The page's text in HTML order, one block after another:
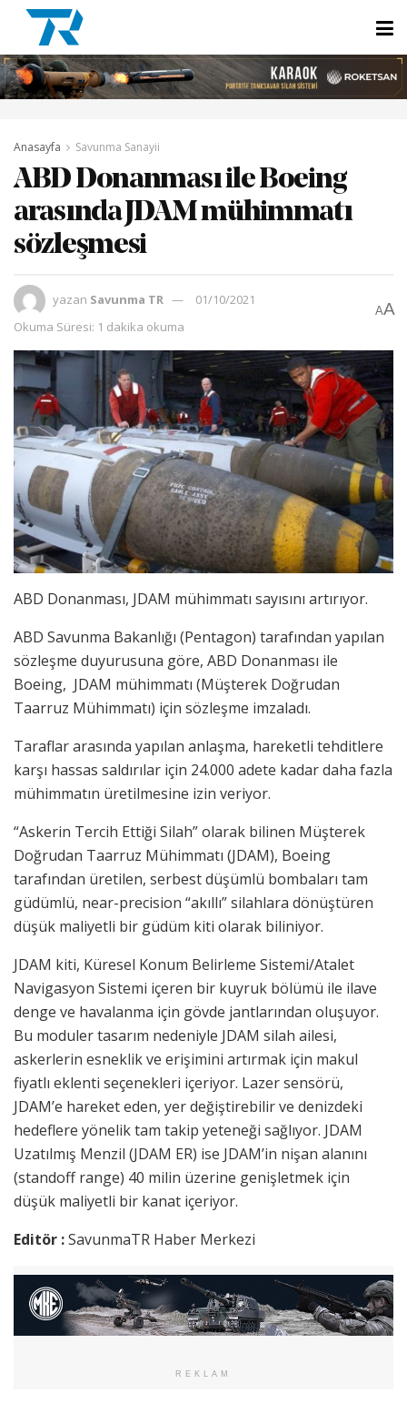
Anasayfa Savunma Sanayii
ABD Donanması ile Boeing
arasında JDAM mühimmatı
sözleşmesi
yazan Savunma TR
01/10/2021
Okuma Süresi: 1 dakika okuma
AA
ABD Donanması, JDAM mühimmatı sayısını artırıyor.
ABD Savunma Bakanlığı (Pentagon) tarafından yapılan
sözleşme duyurusuna göre, ABD Donanması ile
Boeing, JDAM mühimmatı (Müşterek Doğrudan
Taarruz Mühimmatı) için sözleşme imzaladı.
Taraflar arasında yapılan anlaşma, hareketli tehditlere
karşı hassas saldırılar için 24.000 adete kadar daha fazla
mühimmatın üretilmesine izin veriyor.
“Askerin Tercih Ettiği Silah” olarak bilinen Müşterek
Doğrudan Taarruz Mühimmatı (JDAM), Boeing
tarafından üretilen, serbest düşümlü bombaları tam
güdümlü, near-precision “akıllı” silahlara dönüştüren
düşük maliyetli bir güdüm kiti olarak biliniyor.
JDAM kiti, Küresel Konum Belirleme Sistemi/Atalet
Navigasyon Sistemi içeren bir kuyruk bölümü ile ilave
denge ve havalanma için gövde jantlarından oluşuyor.
Bu moduler tasarım nedeniyle JDAM silah ailesi,
askerlerin esneklik ve erişimini artırmak için makul
fiyatlı eklenti seçenekleri içeriyor. Lazer sensörü,
JDAM’e hareket eden, yer değiştirebilir ve denizdeki
hedeflere yönelik tam takip yeteneği sağlıyor. JDAM
Uzatılmış Menzil (JDAM ER) ise JDAM’in nişan alanını
(standoff range) 40 milin üzerine genişletmek için
düşük maliyetli bir kanat içeriyor.
Editör :SavunmaTR Haber Merkezi
REKLAM